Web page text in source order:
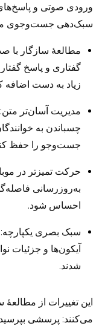
ورودی صوتی و
سبک‌دهی جست‌وجوی
مطالعهٔ سازگار با
گفتاری و پاسخ
زیاد به دست اضافه
مدیریت آسان‌تر
چسباندن به
جست‌وجو را حفظ
حرکت تمیزتر در
به‌روزرسانی
احساس شود.
سبک بصری یکپارچه:
شدند.
این تغییرات از
می‌کنند: پرسشی